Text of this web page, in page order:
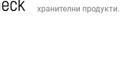
хранителни продукти.